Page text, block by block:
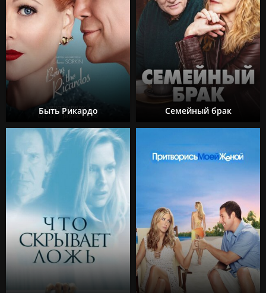
Быть Рикардо Семейный брак